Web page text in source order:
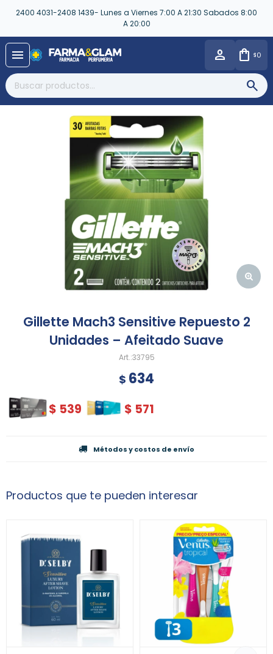
2400 4031-2408 1439- Lunes a Viernes 7:00 A 21:30 Sabados 8:00
A 20:00
menu $0
Gillette Mach3 Sensitive Repuesto 2
Unidades – Afeitado Suave
33795
$ 634
$ 539 $ 571
Métodos y costos de envío
Productos que te pueden interesar